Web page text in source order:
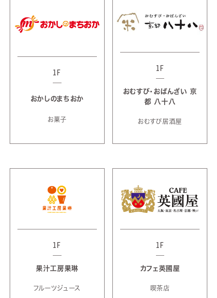
1F
おかしのまちおか
お菓子
1F
おむすび・おばんざい 京
都 八十八
おむすび居酒屋
1F
果汁工房果琳
フルーツジュース
1F
カフェ英國屋
喫茶店